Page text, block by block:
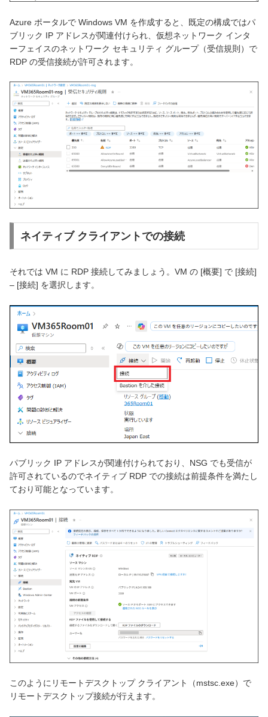
Azure ポータルで Windows VM を作成すると、既定の構成ではパ
ブリック IP アドレスが関連付けられ、仮想ネットワーク インタ
ーフェイスのネットワーク セキュリティ グループ（受信規則）で
RDP の受信接続が許可されます。
ネイティブ クライアントでの接続
それでは VM に RDP 接続してみましょう。VM の [概要] で [接続]
– [接続] を選択します。
パブリック IP アドレスが関連付けられており、NSG でも受信が
許可されているのでネイティブ RDP での接続は前提条件を満たし
ており可能となっています。
このようにリモートデスクトップ クライアント（mstsc.exe）で
リモートデスクトップ接続が行えます。